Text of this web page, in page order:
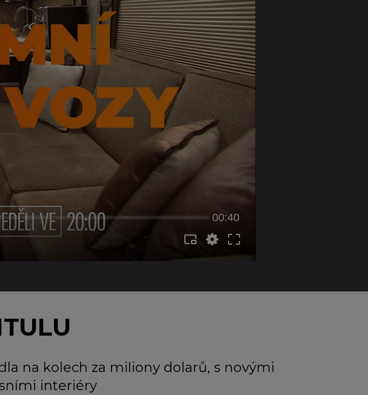
00:40
na kolech za miliony dolarů, s novými
interiéry